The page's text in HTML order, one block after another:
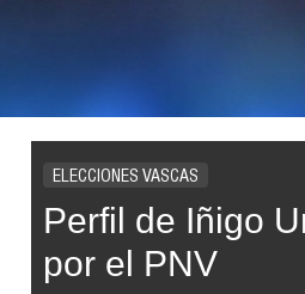
ELECCIONES VASCAS
Perfil de Iñigo
por el PNV